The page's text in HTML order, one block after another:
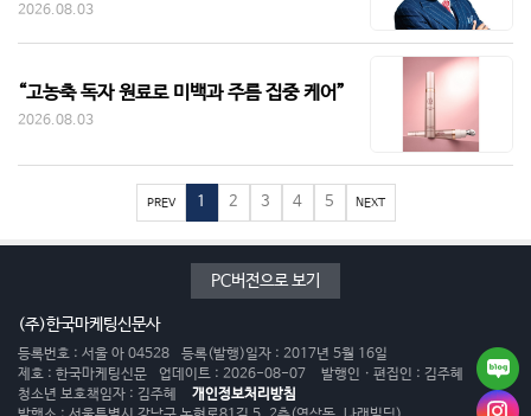
2026.08.03
“고농축 독자 원료로 미백과 주름 집중 케어”
2026.08.03
PREV 1 2 3 4 5 NEXT
PC버전으로 보기
(주)한국마케팅신문사
등록번호 : 서울 아 04528
등록(발행)일자 : 2017년 5월 16일
제호 : 한국마케팅신문
업데이트 : 2026-08-07
발행인 · 편집인 : 김주혜
청소년 보호책임자 : 김주혜
개인정보처리방침